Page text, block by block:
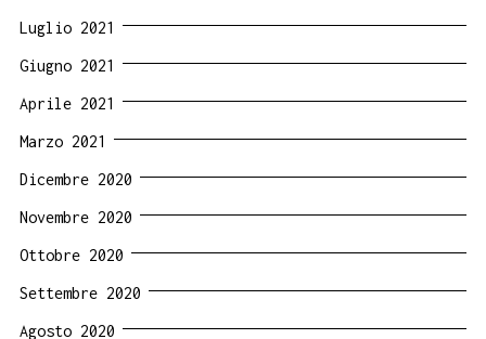
Luglio 2021
Giugno 2021
Aprile 2021
Marzo 2021
Dicembre 2020
Novembre 2020
Ottobre 2020
Settembre 2020
Agosto 2020